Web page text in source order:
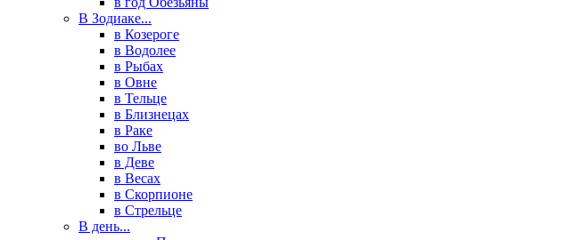
В Зодиаке...
в Козероге
в Водолее
в Рыбах
в Овне
в Тельце
в Близнецах
в Раке
во Льве
в Деве
в Весах
в Скорпионе
в Стрельце
В день...